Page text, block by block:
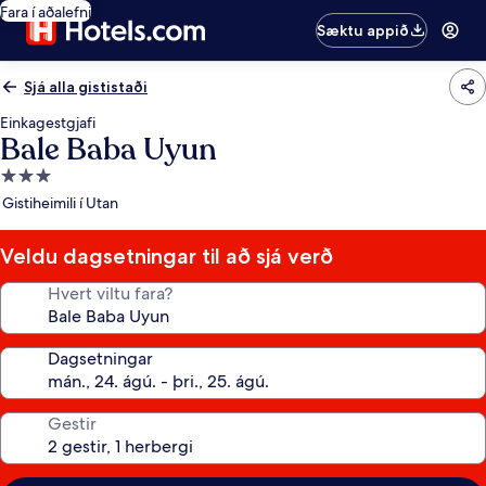
Fara í aðalefni
Sæktu appið
Sjá alla gististaði
Einkagestgjafi
Bale Baba Uyun
3.0
stjörnu
Gistiheimili í Utan
Veldu dagsetningar til að sjá verð
Hvert viltu fara?
Dagsetningar
Gestir